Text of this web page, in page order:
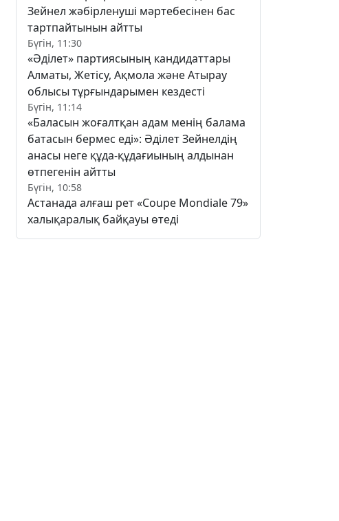
Зейнел жәбірленуші мәртебесінен бас
тартпайтынын айтты
Бүгін, 11:30
«Әділет» партиясының кандидаттары
Алматы, Жетісу, Ақмола және Атырау
облысы тұрғындарымен кездесті
Бүгін, 11:14
«Баласын жоғалтқан адам менің балама
батасын бермес еді»: Әділет Зейнелдің
анасы неге құда-құдағиының алдынан
өтпегенін айтты
Бүгін, 10:58
Астанада алғаш рет «Coupe Mondiale 79»
халықаралық байқауы өтеді